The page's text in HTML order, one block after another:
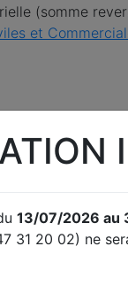
(somme
et
13/07/2026 au
31 20 02) ne